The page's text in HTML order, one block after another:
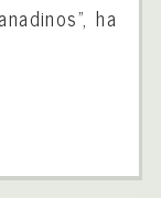
ha